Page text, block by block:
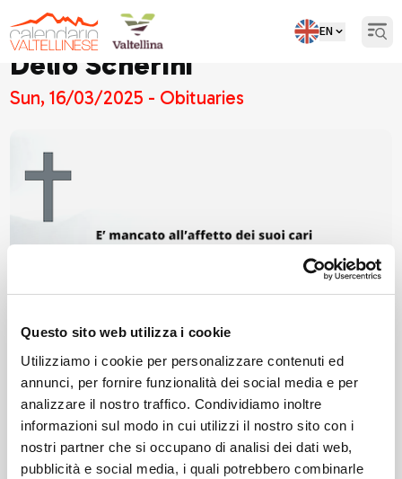
Questo sito web utilizza i cookie
Utilizziamo i cookie per personalizzare contenuti ed
annunci, per fornire funzionalità dei social media e per
analizzare il nostro traffico. Condividiamo inoltre
informazioni sul modo in cui utilizzi il nostro sito con i
nostri partner che si occupano di analisi dei dati web,
pubblicità e social media, i quali potrebbero combinarle
EN
Delio Scherini
Sun, 16/03/2025 - Obituaries